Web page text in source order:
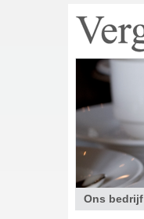
Ons bedrijf